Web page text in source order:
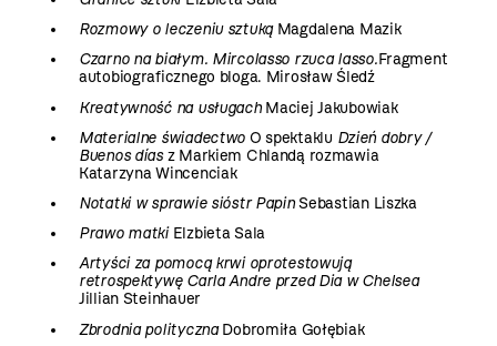
Rozmowy o leczeniu sztukąMagdalena Mazik
Czarno na białym. Mircolasso rzuca lasso.Fragment
autobiograficznego bloga. Mirosław Śledź
Kreatywność na usługachMaciej Jakubowiak
Materialne świadectwo O spektaklu Dzień dobry /
Buenos díasz Markiem Chlandą rozmawia
Katarzyna Wincenciak
Notatki w sprawie sióstr PapinSebastian Liszka
Prawo matkiElzbieta Sala
Artyści za pomocą krwi oprotestowują
retrospektywę Carla Andre przed Dia w Chelsea
Jillian Steinhauer
Zbrodnia politycznaDobromiła Gołębiak